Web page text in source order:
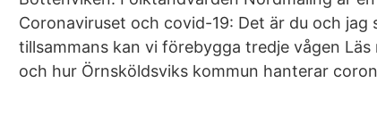
Coronaviruset och covid-19: Det är du och
tillsammans kan vi förebygga tredje vågen
och hur Örnsköldsviks kommun hanterar